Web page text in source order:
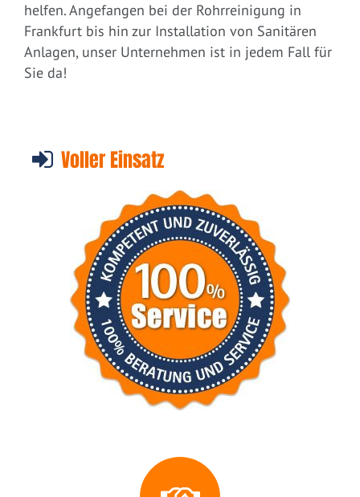
helfen. Angefangen bei der Rohrreinigung in
Frankfurt bis hin zur Installation von Sanitären
Anlagen, unser Unternehmen ist in jedem Fall für
Sie da!
Voller Einsatz